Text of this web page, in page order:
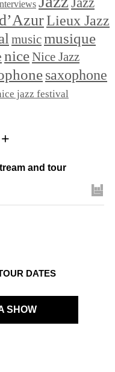
Lieux Jazz
musicmusique
niceNice Jazz
saxophone
jazz festival
and tour
DATES
SHOW